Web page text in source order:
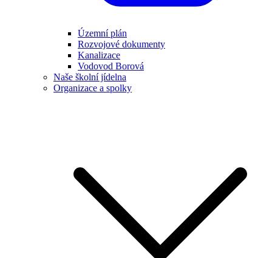
Územní plán
Rozvojové dokumenty
Kanalizace
Vodovod Borová
Naše školní jídelna
Organizace a spolky